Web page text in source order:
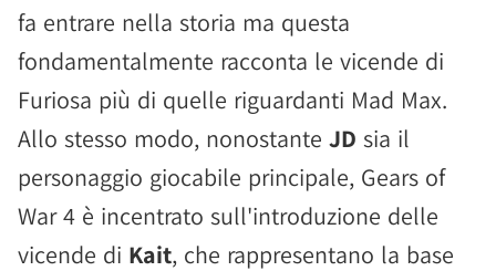
fa entrare nella storia ma questa
fondamentalmente racconta le vicende di
Furiosa più di quelle riguardanti Mad Max.
Allo stesso modo, nonostante JD sia il
personaggio giocabile principale, Gears of
War 4 è incentrato sull'introduzione delle
vicende di Kait, che rappresentano la base